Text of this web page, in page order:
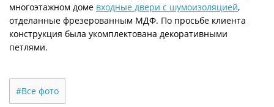
многоэтажном доме входные двери с шумоизоляцией,
отделанные фрезерованным МДФ. По просьбе клиента
конструкция была укомплектована декоративными
петлями.
#Все фото